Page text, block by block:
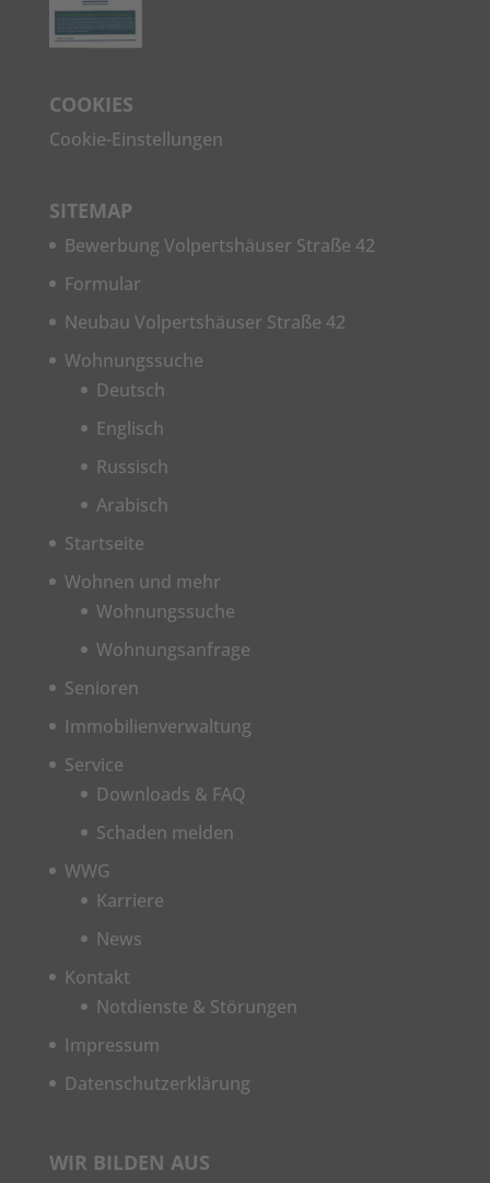
COOKIES
Cookie-Einstellungen
SITEMAP
Bewerbung Volpertshäuser Straße 42
Formular
Neubau Volpertshäuser Straße 42
Wohnungssuche
Deutsch
Englisch
Russisch
Arabisch
Startseite
Wohnen und mehr
Wohnungssuche
Wohnungsanfrage
Senioren
Immobilienverwaltung
Service
Downloads & FAQ
Schaden melden
WWG
Karriere
News
Kontakt
Notdienste & Störungen
Impressum
Datenschutzerklärung
WIR BILDEN AUS